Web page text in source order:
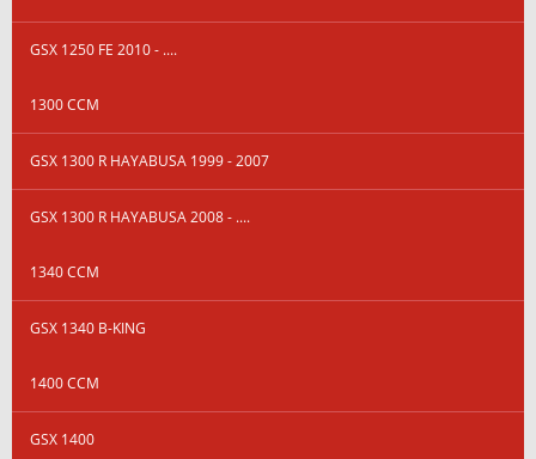
GSX 1250 FE 2010 - ....
1300 CCM
GSX 1300 R HAYABUSA 1999 - 2007
GSX 1300 R HAYABUSA 2008 - ....
1340 CCM
GSX 1340 B-KING
1400 CCM
GSX 1400